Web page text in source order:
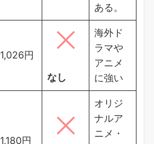
ある。
1,026円
なし
海外ド
ラマや
アニメ
に強い
1,180円
オリジ
ナルア
ニメ・